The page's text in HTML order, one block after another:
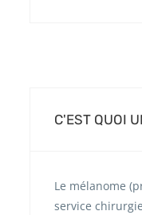
C'EST QUOI
Le mélanome
service